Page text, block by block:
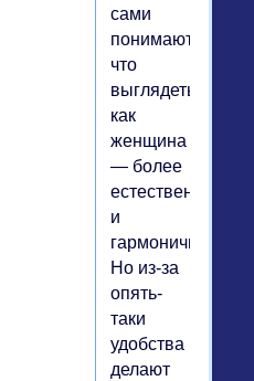
сами
понимают,
что
выглядеть
как
женщина
— более
естественно
и
гармонично?
Но из-за
опять-
таки
удобства
делают